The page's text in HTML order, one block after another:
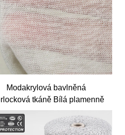
Modakrylová bavlněná
tkáně Bílá plamenně
práce.uniform tkáně